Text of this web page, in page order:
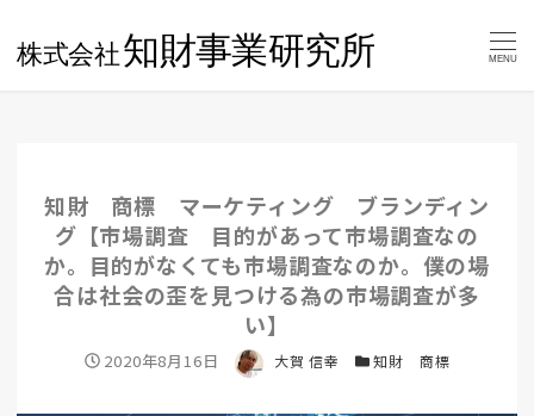
MENU
知財 商標 マーケティング ブランディン
グ【市場調査 目的があって市場調査なの
か。目的がなくても市場調査なのか。僕の場
合は社会の歪を見つける為の市場調査が多
い】
投稿日
2020年8月16日 著者 大賀 信幸 カテゴリー
知財 商標